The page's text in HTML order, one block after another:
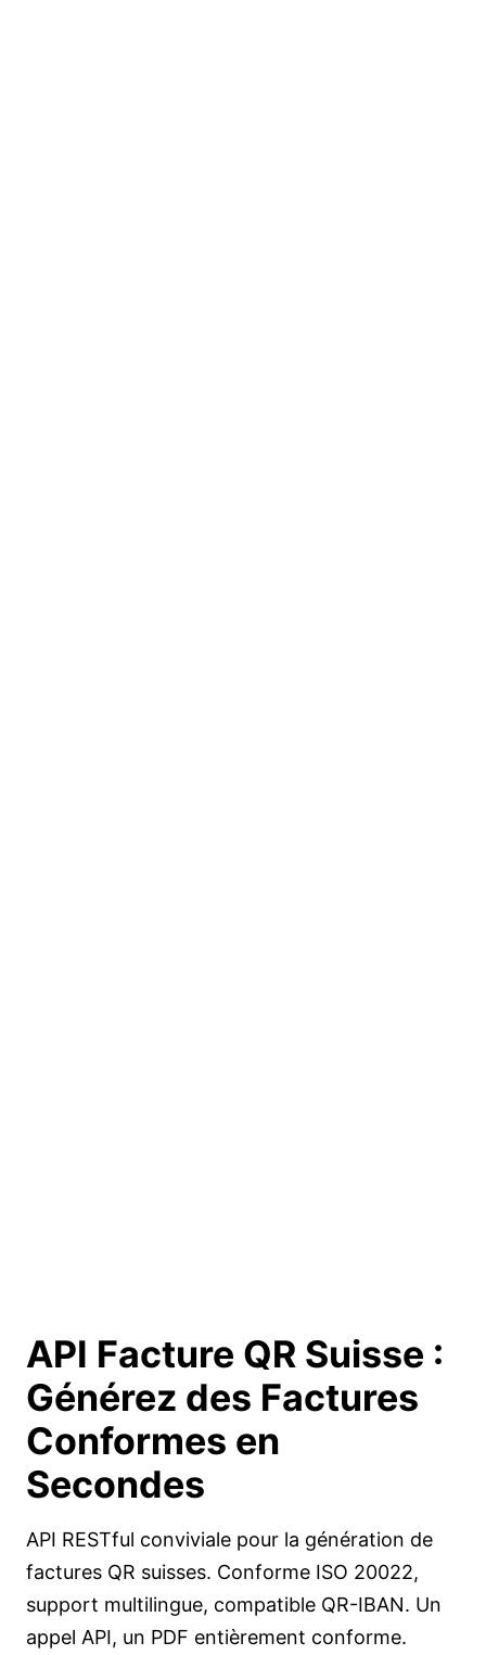
API Facture QR Suisse :
Générez des Factures
Conformes en
Secondes
API RESTful conviviale pour la génération de
factures QR suisses. Conforme ISO 20022,
support multilingue, compatible QR-IBAN. Un
appel API, un PDF entièrement conforme.